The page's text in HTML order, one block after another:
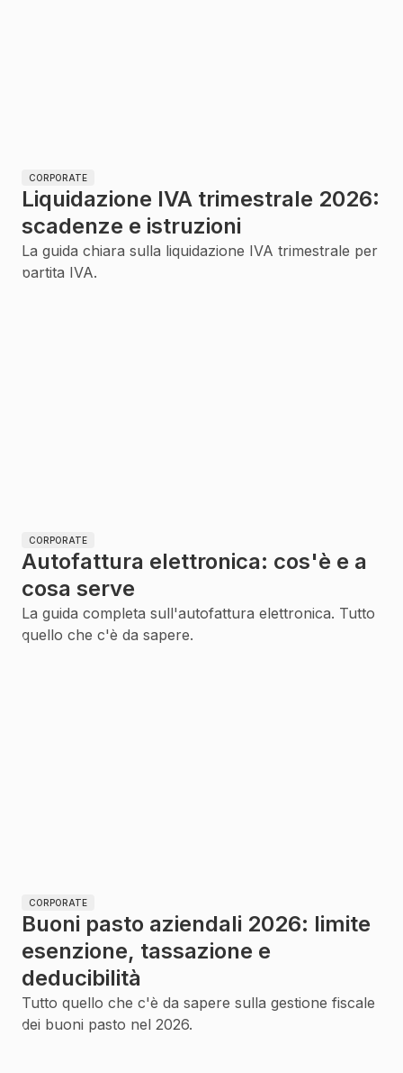
CORPORATE
Liquidazione IVA trimestrale 2026:
scadenze e istruzioni
La guida chiara sulla liquidazione IVA trimestrale per
partita IVA.
CORPORATE
Autofattura elettronica: cos'è e a
cosa serve
La guida completa sull'autofattura elettronica. Tutto
quello che c'è da sapere.
CORPORATE
Buoni pasto aziendali 2026: limite
esenzione, tassazione e
deducibilità
Tutto quello che c'è da sapere sulla gestione fiscale
dei buoni pasto nel 2026.